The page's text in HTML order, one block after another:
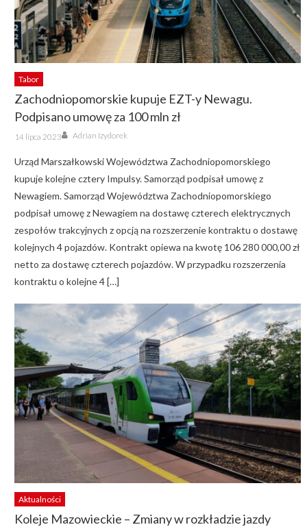
Tabor
Zachodniopomorskie kupuje EZT-y Newagu.
Podpisano umowę za 100 mln zł
Posted
on
14 lipca 2023 Author
Adrian Izydorek
Urząd Marszałkowski Województwa Zachodniopomorskiego
kupuje kolejne cztery Impulsy. Samorząd podpisał umowę z
Newagiem. Samorząd Województwa Zachodniopomorskiego
podpisał umowę z Newagiem na dostawę czterech elektrycznych
zespołów trakcyjnych z opcją na rozszerzenie kontraktu o dostawę
kolejnych 4 pojazdów. Kontrakt opiewa na kwotę 106 280 000,00 zł
netto za dostawę czterech pojazdów. W przypadku rozszerzenia
kontraktu o kolejne 4 […]
Aktualności
Koleje Mazowieckie – Zmiany w rozkładzie jazdy